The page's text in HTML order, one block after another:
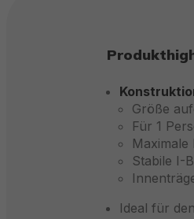
Größe
Für 1
Maximale
Stabile I-
Ideal für